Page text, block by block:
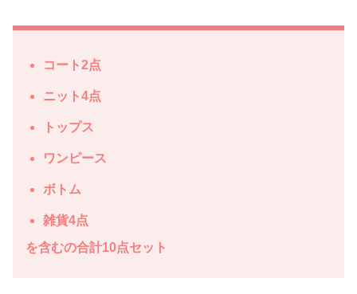
コート2点
ニット4点
トップス
ワンピース
ボトム
雑貨4点
を含むの合計10点セット